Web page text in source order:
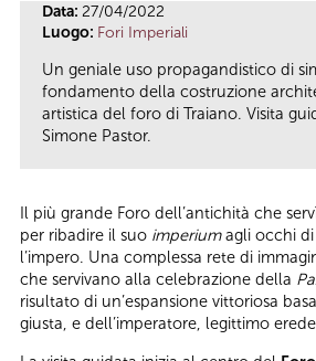
Data: 27/04/2022
Luogo: Fori Imperiali
Un geniale uso propagandistico di
fondamento della costruzione
artistica del foro di Traiano. Visita
Simone Pastor.
Il più grande Foro dell’antichità che
per ribadire il suo imperiumagli occhi
l’impero. Una complessa rete di
che servivano alla celebrazione della
risultato di un’espansione vittoriosa
giusta, e dell’imperatore, legittimo